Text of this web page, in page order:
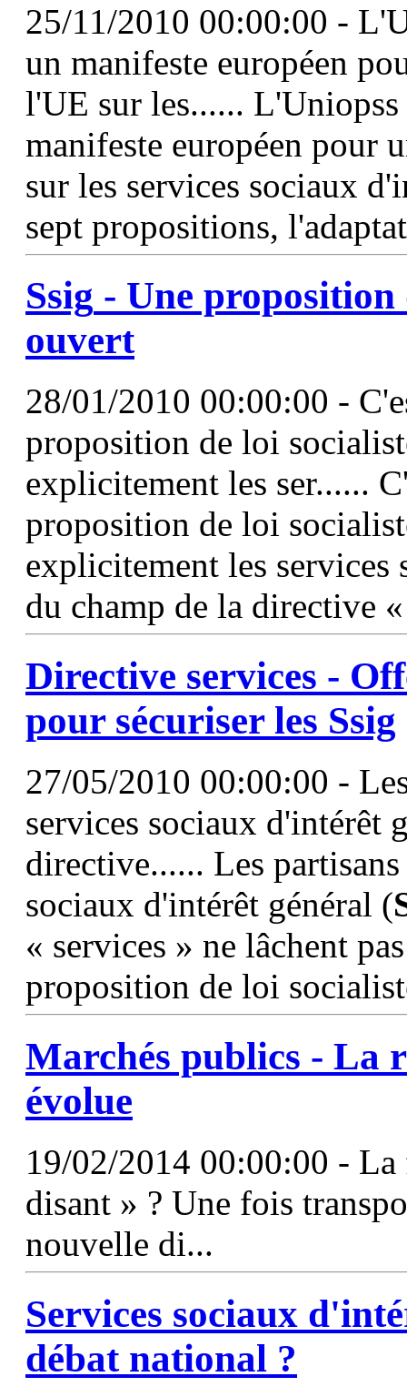
25/11/2010 00:00:00 -
un manifeste européen
l'UE sur les......
manifeste européen pour
sur les services sociaux
sept propositions,
Ssig - Une proposition
ouvert
28/01/2010 00:00:00 -
proposition de loi
explicitement les ser......
proposition de loi
explicitement les services
du champ de la directive
Directive services -
pour sécuriser les Ssig
27/05/2010 00:00:00 -
services sociaux d'intérêt
directive...... Les
sociaux d'intérêt général (
« services » ne lâchent
proposition de loi
Marchés publics - La
évolue
19/02/2014 00:00:00 -
disant » ? Une fois
nouvelle di...
Services sociaux
débat national ?